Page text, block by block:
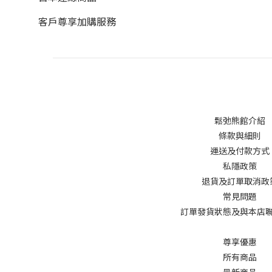
客戶尊享加購服務
鬆弛熊館介紹
條款與細則
運送及付款方式
私隱政策
退貨及訂單取消政
常見問題
訂單發貨狀態及與本店
尊享優惠
所有商品